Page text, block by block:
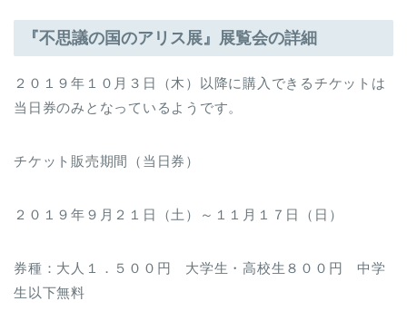
『不思議の国のアリス展』展覧会の詳細
２０１９年１０月３日（木）以降に購入できるチケットは
当日券のみとなっているようです。
チケット販売期間（当日券）
２０１９年９月２１日（土）～１１月１７日（日）
券種：大人１．５００円 大学生・高校生８００円 中学
生以下無料